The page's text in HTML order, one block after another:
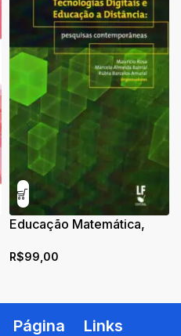
Educação Matemática,
Educação a Distância:
R$99,00
Página Links